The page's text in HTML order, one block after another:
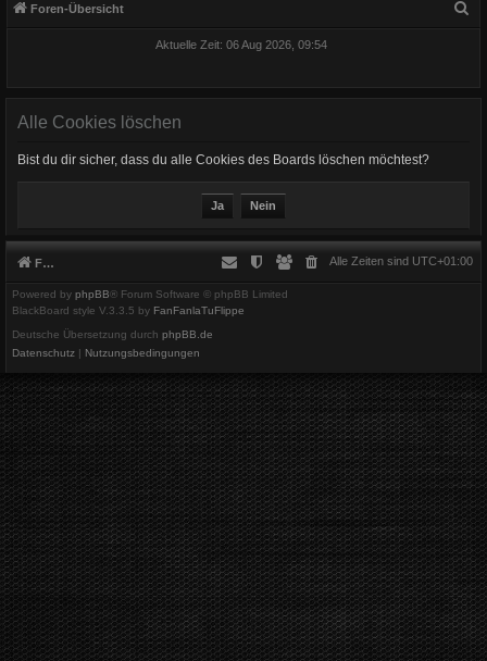
Foren-Übersicht
Aktuelle Zeit: 06 Aug 2026, 09:54
Alle Cookies löschen
Bist du dir sicher, dass du alle Cookies des Boards löschen möchtest?
Foren-Übersicht Alle Zeiten sind UTC+01:00
Powered by phpBB® Forum Software © phpBB Limited
BlackBoard style V.3.3.5 by FanFanlaTuFlippe
Deutsche Übersetzung durch phpBB.de
Datenschutz
Nutzungsbedingungen